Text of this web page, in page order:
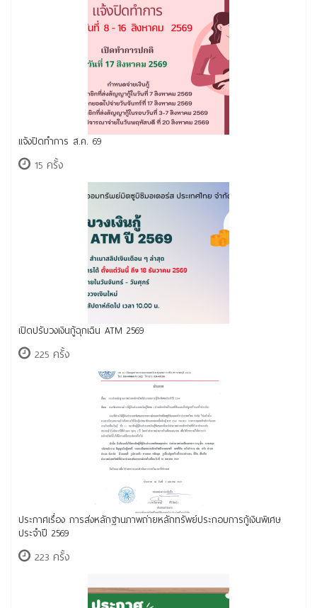
แจ้งปิดทำการ ส.ค. 69
15 ครั้ง
เปิดปรับวงเงินกู้ฉุกเฉิน ATM 2569
225 ครั้ง
ประกาศเรื่อง การส่งหลักฐานภาพถ่ายหลักทรัพย์ประกอบการกู้เงินพิเศษ
ประจำปี 2569
223 ครั้ง